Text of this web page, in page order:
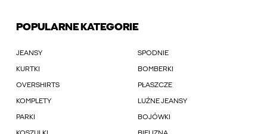
POPULARNE KATEGORIE
JEANSY SPODNIE
KURTKI BOMBERKI
OVERSHIRTS PŁASZCZE
KOMPLETY LUŹNE JEANSY
PARKI BOJÓWKI